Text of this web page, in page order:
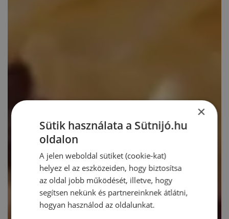
×
Sütik használata a Sütnijó.hu
oldalon
A jelen weboldal sütiket (cookie-kat)
helyez el az eszközeiden, hogy biztosítsa
az oldal jobb működését, illetve, hogy
segítsen nekünk és partnereinknek átlátni,
hogyan használod az oldalunkat.